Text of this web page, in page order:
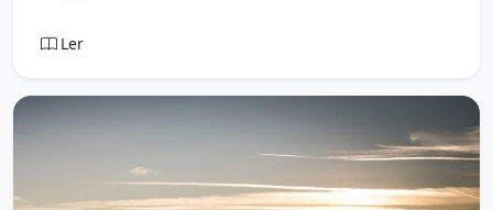
Ler